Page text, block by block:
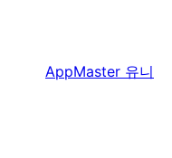
AppMaster 유니